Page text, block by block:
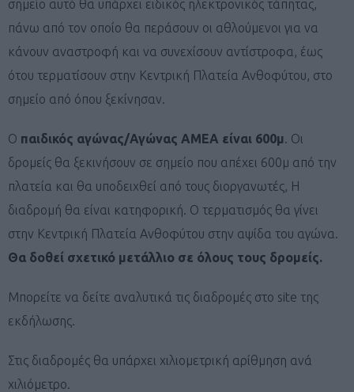
σημείο αυτό θα υπάρχει ειδικός ηλεκτρονικός τάπητας,
πάνω από τον οποίο θα περάσουν οι αθλούμενοι για να
κάνουν αναστροφή και να συνεχίσουν αντίστροφα, έως
ότου τερματίσουν στην Κεντρική Πλατεία Ανθοφύτου, στο
σημείο από όπου ξεκίνησαν.
Ο παιδικός αγώνας/Αγώνας ΑΜΕΑ είναι 600μ. Οι
δρομείς θα ξεκινήσουν σε σημείο που απέχει 600μ από την
πλατεία και θα υποδειχθεί από τους διοργανωτές, Η
διαδρομή θα είναι κατηφορική. Ο τερματισμός θα γίνει
στην Κεντρική Πλατεία Ανθοφύτου στην αψίδα του αγώνα.
Θα δοθεί σχετικό μετάλλιο σε όλους τους δρομείς.
Μπορείτε να δείτε αναλυτικά τις διαδρομές στο site της
εκδήλωσης.
Στις διαδρομές θα υπάρχει χιλιομετρική αρίθμηση ανά
χιλιόμετρο.